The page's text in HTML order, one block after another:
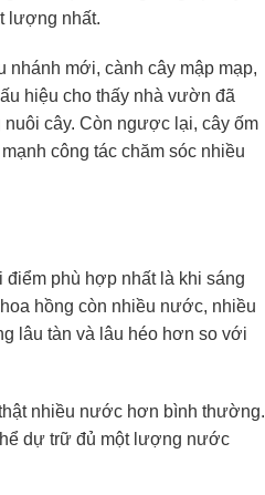
lượng nhất.
nhánh mới, cành cây mập mạp,
hiệu cho thấy nhà vườn đã
cây. Còn ngược lại, cây ốm
công tác chăm sóc nhiều
phù hợp nhất là khi sáng
hồng còn nhiều nước, nhiều
lâu tàn và lâu héo hơn so với
nhiều nước hơn bình thường.
dự trữ đủ một lượng nước